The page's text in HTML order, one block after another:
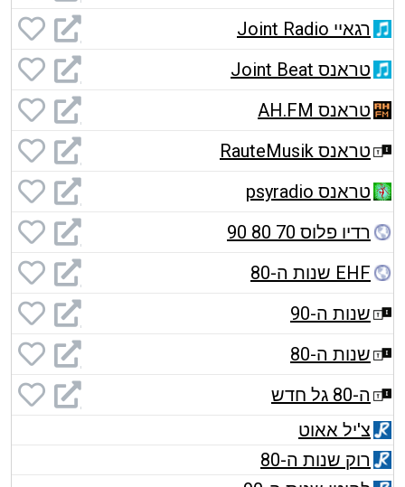
רגאיי Joint Radio
טראנס Joint Beat
טראנס AH.FM
טראנס RauteMusik
טראנס psyradio
רדיו פלוס 70 80 90
EHF שנות ה-80
שנות ה-90
שנות ה-80
ה-80 גל חדש
צ'יל אאוט
רוק שנות ה-80